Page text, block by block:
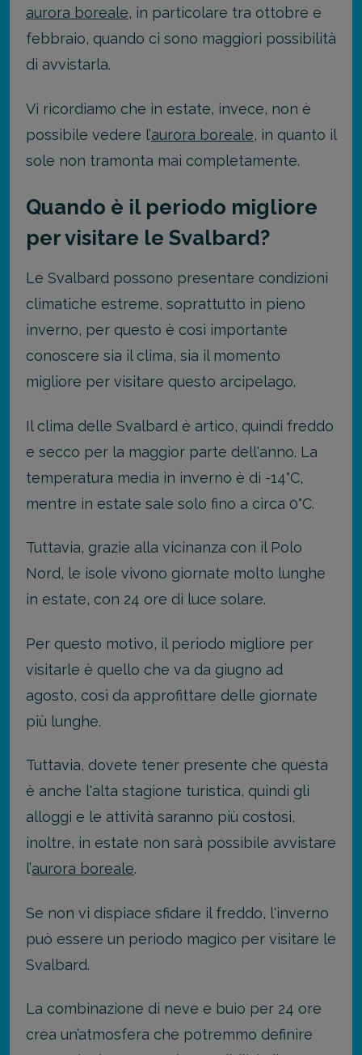
aurora boreale, in particolare tra ottobre e
febbraio, quando ci sono maggiori possibilità
di avvistarla.
Vi ricordiamo che in estate, invece, non è
possibile vedere l’aurora boreale, in quanto il
sole non tramonta mai completamente.
Quando è il periodo migliore
per visitare le Svalbard?
Le Svalbard possono presentare condizioni
climatiche estreme, soprattutto in pieno
inverno, per questo è così importante
conoscere sia il clima, sia il momento
migliore per visitare questo arcipelago.
Il clima delle Svalbard è artico, quindi freddo
e secco per la maggior parte dell'anno. La
temperatura media in inverno è di -14°C,
mentre in estate sale solo fino a circa 0°C.
Tuttavia, grazie alla vicinanza con il Polo
Nord, le isole vivono giornate molto lunghe
in estate, con 24 ore di luce solare.
Per questo motivo, il periodo migliore per
visitarle è quello che va da giugno ad
agosto, così da approfittare delle giornate
più lunghe.
Tuttavia, dovete tener presente che questa
è anche l'alta stagione turistica, quindi gli
alloggi e le attività saranno più costosi,
inoltre, in estate non sarà possibile avvistare
l’aurora boreale.
Se non vi dispiace sfidare il freddo, l'inverno
può essere un periodo magico per visitare le
Svalbard.
La combinazione di neve e buio per 24 ore
crea un’atmosfera che potremmo definire